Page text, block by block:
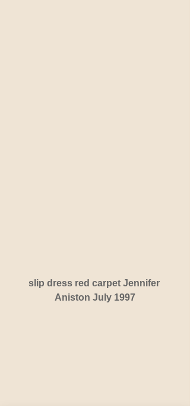
slip dress red carpet Jennifer
Aniston July 1997